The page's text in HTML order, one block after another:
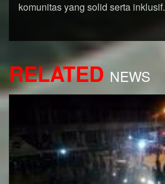
komunitas yang solid serta inklusif.
RELATED NEWS